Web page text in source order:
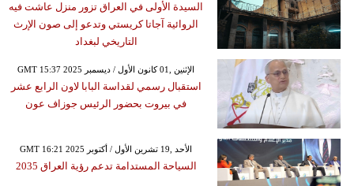
السيدة الأولى في العراق تزور منزل عاشت فيه
الروائية آجاتا كريستي وتدعو إلى صون الإرث
التاريخي لبغداد
GMT 15:37 2025 الإثنين ,01 كانون الأول / ديسمبر
استقبال رسمي لقداسة البابا لاون الرابع عشر
في بيروت بحضور الرئيس جوزاف عون
GMT 16:21 2025 الأحد ,19 تشرين الأول / أكتوبر
السياحة المستدامة تدعم رؤية العراق 2035